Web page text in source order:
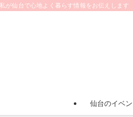
が仙台で心地よく暮らす情報をお伝えします
仙台のイベ